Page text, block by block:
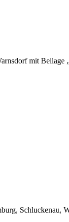
mit Beilage
Schluckenau,